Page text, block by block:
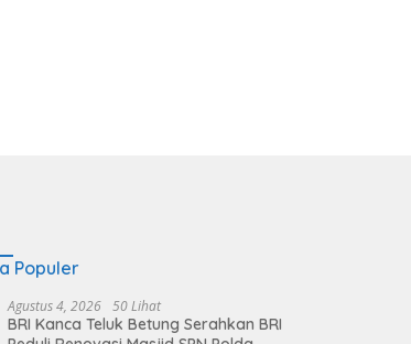
Populer
Agustus 4, 2026 50 Lihat
BRI Kanca Teluk Betung Serahkan BRI